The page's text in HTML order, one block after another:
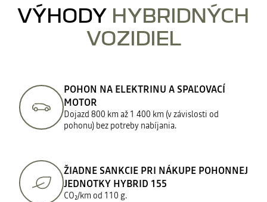
VÝHODY HYBRIDNÝCH
VOZIDIEL
POHON NA ELEKTRINU A SPAĽOVACÍ
MOTOR
Dojazd 800 km až 1 400 km (v závislosti od
pohonu) bez potreby nabíjania.
ŽIADNE SANKCIE PRI NÁKUPE POHONNEJ
JEDNOTKY HYBRID 155
CO₂/km od 110 g.